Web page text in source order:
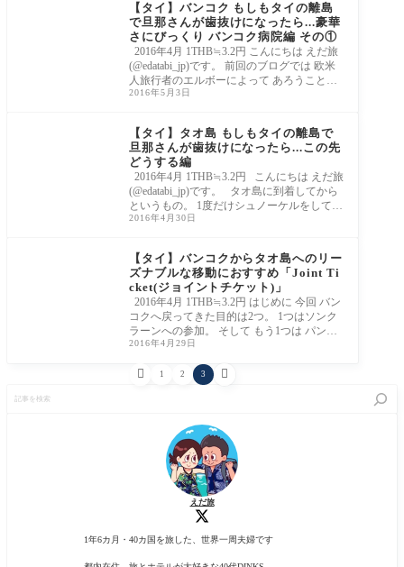
【タイ】バンコク もしもタイの離島
で旦那さんが歯抜けになったら...豪華
さにびっくり バンコク病院編 その①
2016年4月 1THB≒3.2円 こんにちは えだ旅
(@edatabi_jp)です。 前回のブログでは 欧米
人旅行者のエルボーによって あろうことか
歯抜けに
2016年5月3日
【タイ】タオ島 もしもタイの離島で
旦那さんが歯抜けになったら...この先
どうする編
2016年4月 1THB≒3.2円 こんにちは えだ旅
(@edatabi_jp)です。 タオ島に到着してから
というもの。 1度だけシュノーケルをしてみ
たけ
2016年4月30日
【タイ】バンコクからタオ島へのリー
ズナブルな移動におすすめ「Joint Ti
cket(ジョイントチケット)」
2016年4月 1THB≒3.2円 はじめに 今回 バン
コクへ戻ってきた目的は2つ。 1つはソンク
ラーンへの参加。 そして もう1つは パンガ
ン島の
2016年4月29日
 1 2 3 
えだ旅
1年6カ月・40カ国を旅した、世界一周夫婦です